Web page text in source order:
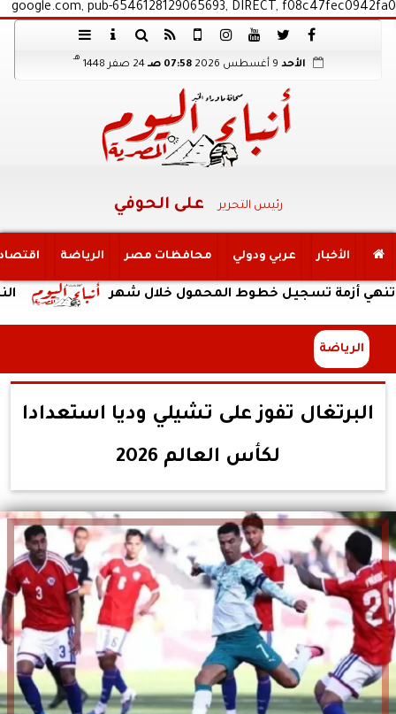
google.com, pub-6546128129065693, DIRECT, f08c47fec0942fa0
الأحد 07:58 صـ 24 صفر 1448
هـ
رئيس التحرير على الحوفي
الأخبار عربي ودولي محافظات مصر الرياضة
النبؤة أزمة تسجيل خطوط المحمول خلال شهر
الرياضة
البرتغال تفوز على تشيلي وديا استعدادا
لكأس العالم 2026